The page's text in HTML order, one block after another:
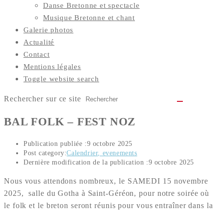
Danse Bretonne et spectacle
Musique Bretonne et chant
Galerie photos
Actualité
Contact
Mentions légales
Toggle website search
Rechercher sur ce site
BAL FOLK – FEST NOZ
Publication publiée :9 octobre 2025
Post category:Calendrier, evenements
Dernière modification de la publication :9 octobre 2025
Nous vous attendons nombreux, le SAMEDI 15 novembre
2025, salle du Gotha à Saint-Géréon, pour notre soirée où
le folk et le breton seront réunis pour vous entraîner dans la